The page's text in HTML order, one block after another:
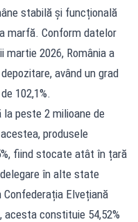
stabilă și funcțională
marfă. Conform datelor
2026, România a
având un grad
102,1%.
peste 2 milioane de
produsele
fiind stocate atât în țară
în alte state
Confederația Elvețiană
constituie 54,52%